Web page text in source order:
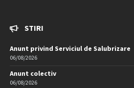
STIRI
Anunt privind Serviciul de Salubrizare
06/08/2026
Anunt colectiv
06/08/2026